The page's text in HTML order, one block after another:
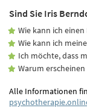
Sind Sie Iris
Wie kann ich
Wie kann ich
Ich möchte, dass
Warum
Alle Informationen